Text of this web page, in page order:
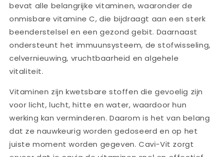
bevat alle belangrijke vitaminen, waaronder de
onmisbare vitamine C, die bijdraagt aan een sterk
beenderstelsel en een gezond gebit. Daarnaast
ondersteunt het immuunsysteem, de stofwisseling,
celvernieuwing, vruchtbaarheid en algehele
vitaliteit.
Vitaminen zijn kwetsbare stoffen die gevoelig zijn
voor licht, lucht, hitte en water, waardoor hun
werking kan verminderen. Daarom is het van belang
dat ze nauwkeurig worden gedoseerd en op het
juiste moment worden gegeven. Cavi-Vit zorgt